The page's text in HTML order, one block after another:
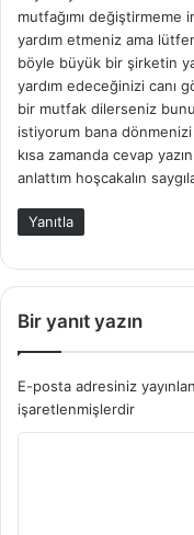
mutfağımı değiştirmeme
yardım etmeniz ama
böyle büyük bir şirketin
yardım edeceğinizi canı
bir mutfak dilerseniz
istiyorum bana
kısa zamanda cevap
anlattım hoşcakalın
Yanıtla
Bir yanıt yazın
E-posta adresiniz
işaretlenmişlerdir